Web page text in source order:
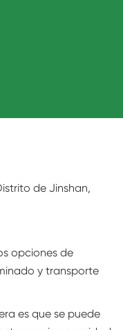
de Jinshan,
opciones de
y transporte
es que se puede